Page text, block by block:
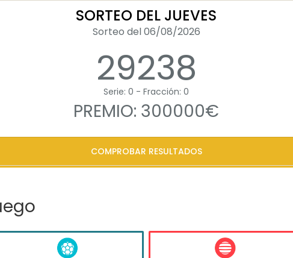
SORTEO DEL JUEVES
Sorteo del 06/08/2026
29238
Serie: 0 - Fracción: 0
PREMIO: 300000€
COMPROBAR RESULTADOS